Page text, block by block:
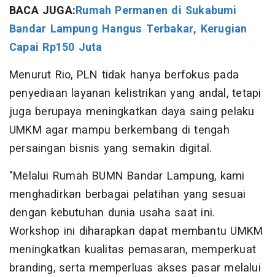
BACA JUGA:Rumah Permanen di Sukabumi
Bandar Lampung Hangus Terbakar, Kerugian
Capai Rp150 Juta
Menurut Rio, PLN tidak hanya berfokus pada
penyediaan layanan kelistrikan yang andal, tetapi
juga berupaya meningkatkan daya saing pelaku
UMKM agar mampu berkembang di tengah
persaingan bisnis yang semakin digital.
"Melalui Rumah BUMN Bandar Lampung, kami
menghadirkan berbagai pelatihan yang sesuai
dengan kebutuhan dunia usaha saat ini.
Workshop ini diharapkan dapat membantu UMKM
meningkatkan kualitas pemasaran, memperkuat
branding, serta memperluas akses pasar melalui